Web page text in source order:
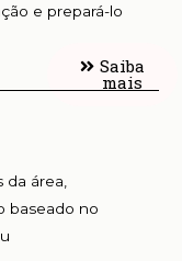
e prepará-lo
Saiba
mais
área,
baseado no